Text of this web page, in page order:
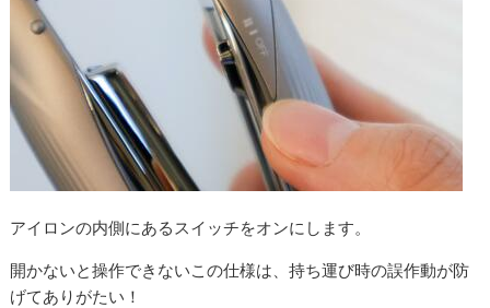
アイロンの内側にあるスイッチをオンにします。
開かないと操作できないこの仕様は、持ち運び時の誤作動が防
げてありがたい！